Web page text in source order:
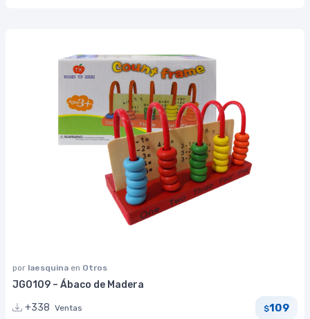
por laesquina en Otros
JG0109 – Ábaco de Madera
+338 Ventas $109